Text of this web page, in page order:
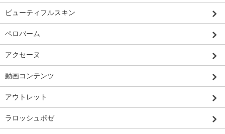
ビューティフルスキン
ペロバーム
アクセーヌ
動画コンテンツ
アウトレット
ラロッシュポゼ